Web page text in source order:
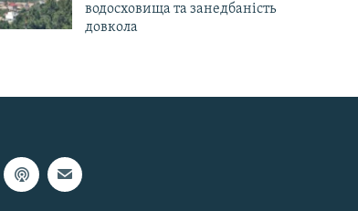
водосховища та занедбаність
довкола